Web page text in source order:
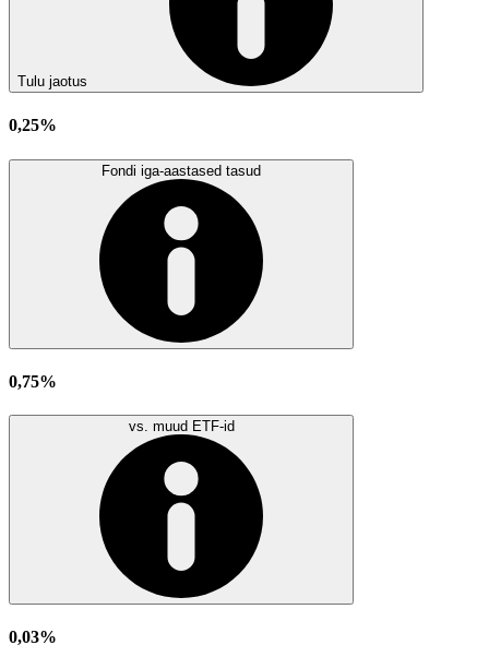
Tulu jaotus
0,25%
Fondi iga-aastased tasud
0,75%
vs. muud ETF-id
0,03%